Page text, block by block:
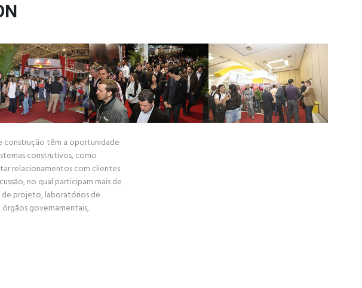
construção têm a oportunidade
construtivos, como
relacionamentos com clientes
no qual participam mais de
de projeto, laboratórios de
governamentais,